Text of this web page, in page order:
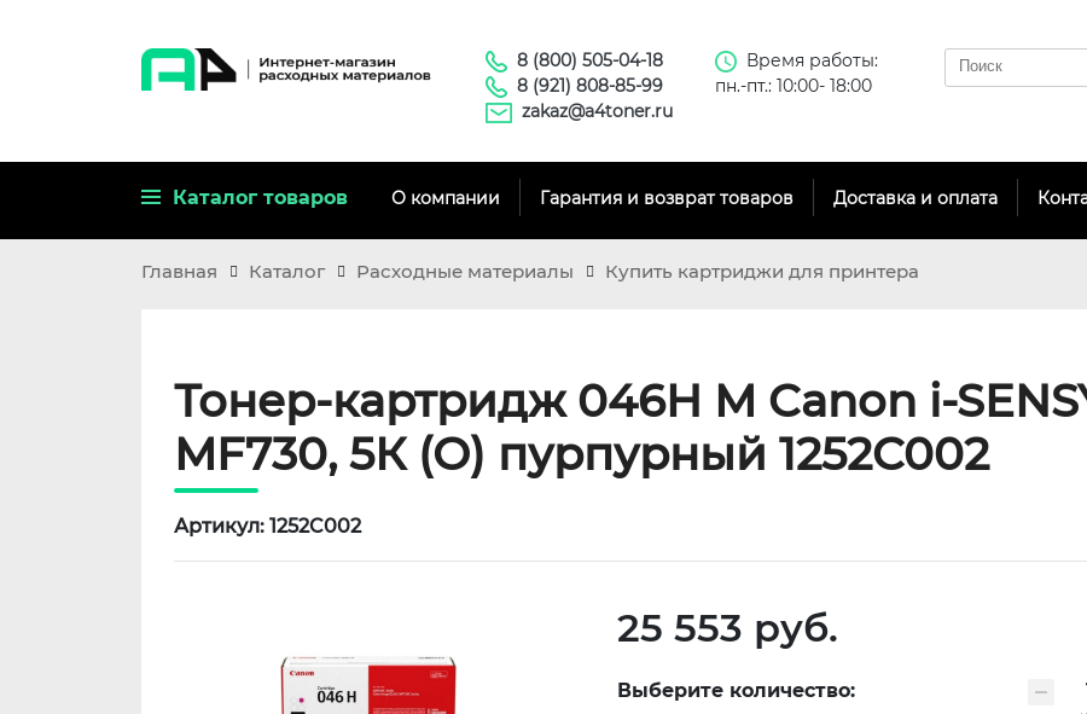
8 (800) 505-04-18
8 (921) 808-85-99
zakaz@a4toner.ru
Время работы:
пн.-пт.: 10:00- 18:00
Каталог товаров О компании Гарантия и возврат товаров Доставка и оплата
Главная Каталог Расходные материалы Купить картриджи для принтера
Тонер-картридж 046H M Canon i-
MF730, 5К (О) пурпурный 1252C002
Артикул: 1252C002
25 553 руб.
Выберите количество: